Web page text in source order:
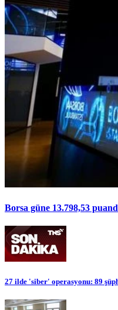
Borsa güne 13.798,53
27 ilde 'siber' operasyonu: 89